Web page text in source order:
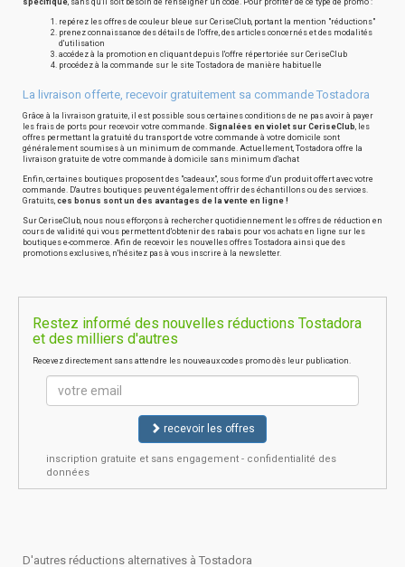
spécifique, sans qu'il soit besoin de renseigner un code. Pour profiter de ce type de promo :
repérez les offres de couleur bleue sur CeriseClub, portant la mention "réductions"
prenez connaissance des détails de l'offre, des articles concernés et des modalités
d'utilisation
accédez à la promotion en cliquant depuis l'offre répertoriée sur CeriseClub
procédez à la commande sur le site Tostadora de manière habituelle
La livraison offerte, recevoir gratuitement sa commande Tostadora
Grâce à la livraison gratuite, il est possible sous certaines conditions de ne pas avoir à payer
les frais de ports pour recevoir votre commande. Signalées en violet sur CeriseClub, les
offres permettant la gratuité du transport de votre commande à votre domicile sont
généralement soumises à un minimum de commande. Actuellement, Tostadora offre la
livraison gratuite de votre commande à domicile sans minimum d'achat
Enfin, certaines boutiques proposent des "cadeaux", sous forme d'un produit offert avec votre
commande. D'autres boutiques peuvent également offrir des échantillons ou des services.
Gratuits, ces bonus sont un des avantages de la vente en ligne !
Sur CeriseClub, nous nous efforçons à rechercher quotidiennement les offres de réduction en
cours de validité qui vous permettent d'obtenir des rabais pour vos achats en ligne sur les
boutiques e-commerce. Afin de recevoir les nouvelles offres Tostadora ainsi que des
promotions exclusives, n'hésitez pas à vous inscrire à la newsletter.
Restez informé des nouvelles réductions Tostadora
et des milliers d'autres
Recevez directement sans attendre les nouveaux codes promo dès leur publication.
recevoir les offres
inscription gratuite et sans engagement - confidentialité des
données
D'autres réductions alternatives à Tostadora